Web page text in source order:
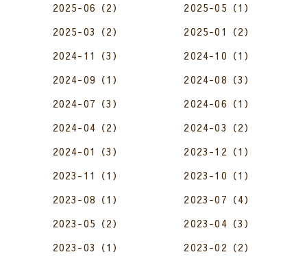
2025-06（2）
2025-05（1）
2025-03（2）
2025-01（2）
2024-11（3）
2024-10（1）
2024-09（1）
2024-08（3）
2024-07（3）
2024-06（1）
2024-04（2）
2024-03（2）
2024-01（3）
2023-12（1）
2023-11（1）
2023-10（1）
2023-08（1）
2023-07（4）
2023-05（2）
2023-04（3）
2023-03（1）
2023-02（2）